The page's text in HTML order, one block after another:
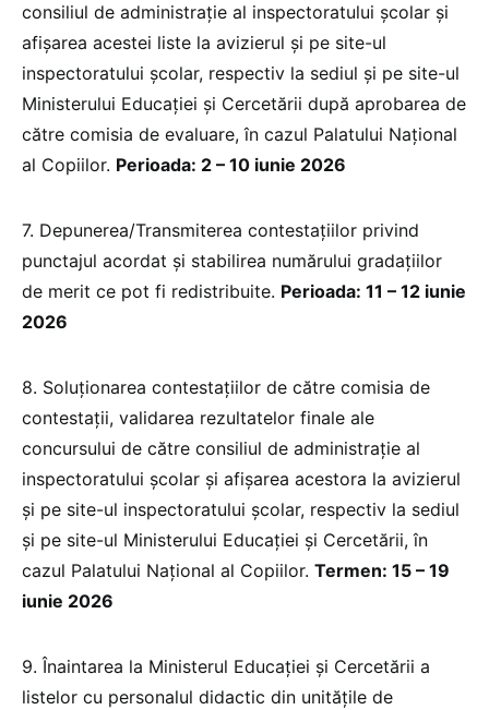
consiliul de administraţie al inspectoratului şcolar şi
afişarea acestei liste la avizierul şi pe site-ul
inspectoratului şcolar, respectiv la sediul şi pe site-ul
Ministerului Educației și Cercetării după aprobarea de
către comisia de evaluare, în cazul Palatului Naţional
al Copiilor. Perioada: 2 – 10 iunie 2026
7. Depunerea/Transmiterea contestaţiilor privind
punctajul acordat şi stabilirea numărului gradaţiilor
de merit ce pot fi redistribuite. Perioada: 11 – 12 iunie
2026
8. Soluţionarea contestaţiilor de către comisia de
contestaţii, validarea rezultatelor finale ale
concursului de către consiliul de administraţie al
inspectoratului şcolar şi afişarea acestora la avizierul
şi pe site-ul inspectoratului şcolar, respectiv la sediul
şi pe site-ul Ministerului Educației și Cercetării, în
cazul Palatului Naţional al Copiilor. Termen: 15 – 19
iunie 2026
9. Înaintarea la Ministerul Educației și Cercetării a
listelor cu personalul didactic din unităţile de